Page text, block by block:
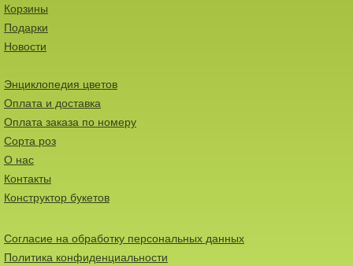
Корзины
Подарки
Новости
Энциклопедия цветов
Оплата и доставка
Оплата заказа по номеру
Сорта роз
О нас
Контакты
Конструктор букетов
Согласие на обработку персональных данных
Политика конфиденциальности